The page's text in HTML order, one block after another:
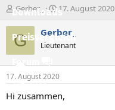
Downloads
Preisvergleich
Forum
Aktuelles
E
r
s
t
e
r
Gerber_
E
r
s
e
l
t
a
m
17. August 2020
G Gerber_
Lieutenant
17. August 2020
Hi zusammen,